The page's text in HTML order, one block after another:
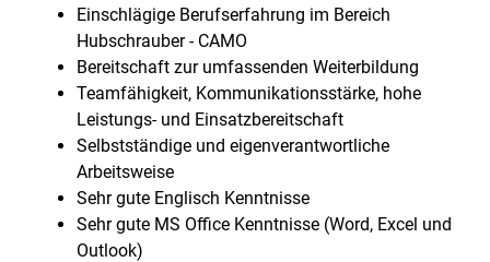
Einschlägige Berufserfahrung im Bereich
Hubschrauber - CAMO
Bereitschaft zur umfassenden Weiterbildung
Teamfähigkeit, Kommunikationsstärke, hohe
Leistungs- und Einsatzbereitschaft
Selbstständige und eigenverantwortliche
Arbeitsweise
Sehr gute Englisch Kenntnisse
Sehr gute MS Office Kenntnisse (Word, Excel und
Outlook)